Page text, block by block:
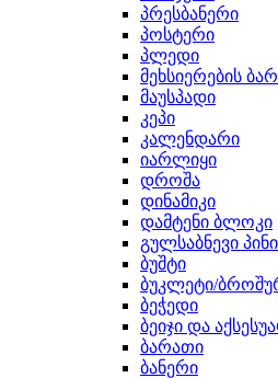
პრესბანერი
პოსტერი
პლედი
მეხსიერების
მაუსპადი
კეპი
კალენდარი
იარლიყი
დროშა
დინამიკი
დამტენი ბლოკი
გულსაბნევი პინი
ბუშტი
ბუკლეტი/
ბეჭედი
ბეიჯი და
ბარათი
ბანერი